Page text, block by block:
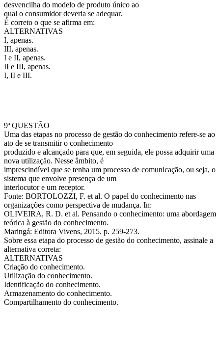
desvencilha do modelo de produto único ao
qual o consumidor deveria se adequar.
É correto o que se afirma em:
ALTERNATIVAS
I, apenas.
III, apenas.
I e II, apenas.
II e III, apenas.
I, II e III.
9ª QUESTÃO
Uma das etapas no processo de gestão do conhecimento refere-se ao
ato de se transmitir o conhecimento
produzido e alcançado para que, em seguida, ele possa adquirir uma
nova utilização. Nesse âmbito, é
imprescindível que se tenha um processo de comunicação, ou seja, o
sistema que envolve presença de um
interlocutor e um receptor.
Fonte: BORTOLOZZI, F. et al. O papel do conhecimento nas
organizações como perspectiva de mudança. In:
OLIVEIRA, R. D. et al. Pensando o conhecimento: uma abordagem
teórica à gestão do conhecimento.
Maringá: Editora Vivens, 2015. p. 259-273.
Sobre essa etapa do processo de gestão do conhecimento, assinale a
alternativa correta:
ALTERNATIVAS
Criação do conhecimento.
Utilização do conhecimento.
Identificação do conhecimento.
Armazenamento do conhecimento.
Compartilhamento do conhecimento.